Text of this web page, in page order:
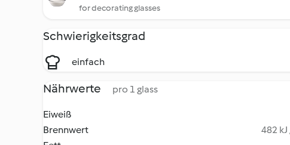
for decorating glasses
Schwierigkeitsgrad
einfach
Nährwerte pro 1 glass
Eiweiß
Brennwert
482